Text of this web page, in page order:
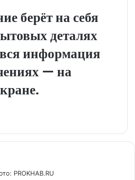
берёт на себя
деталях
информация
— на
PROKHAB.RU